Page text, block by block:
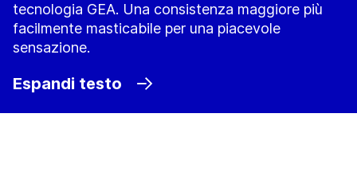
tecnologia GEA. Una consistenza maggiore più
facilmente masticabile per una piacevole
sensazione.
Espandi testo